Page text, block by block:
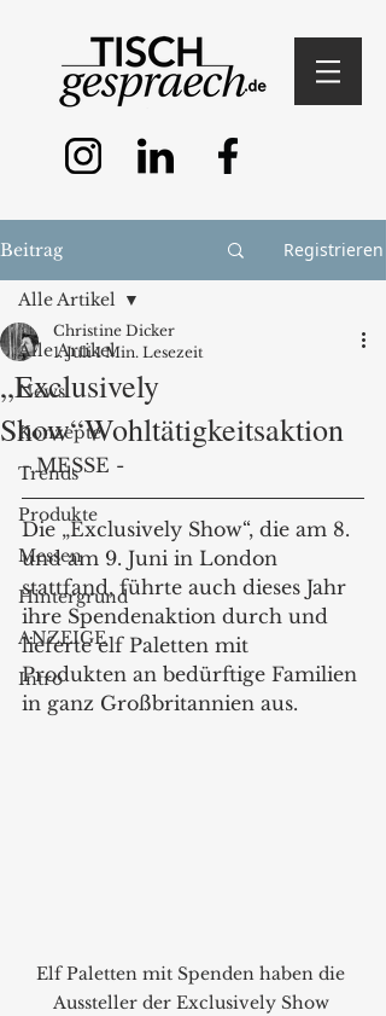
Beitrag Registrieren
Alle Artikel
News
Konzepte
Trends
Produkte
Messen
Hintergrund
ANZEIGE
Intro
Alle Artikel
„Exclusively
Show“Wohltätigkeitsaktion
Christine Dicker
1. Juli 1 Min. Lesezeit
- MESSE -
Die „Exclusively Show“, die am 8.
und am 9. Juni in London
stattfand, führte auch dieses Jahr
ihre Spendenaktion durch und
lieferte elf Paletten mit
Produkten an bedürftige Familien
in ganz Großbritannien aus.
Elf Paletten mit Spenden haben die
Aussteller der Exclusively Show